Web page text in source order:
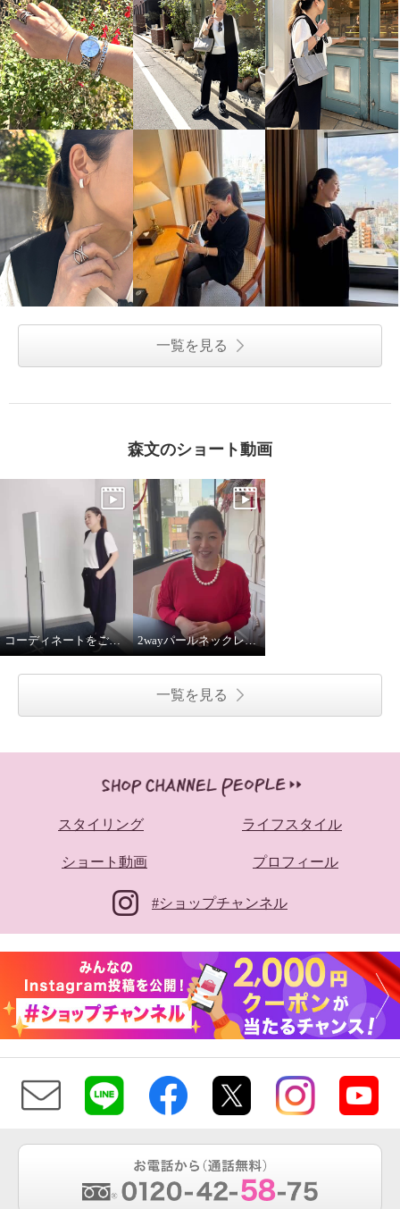
一覧を見る
森文のショート動画
コーディネートをご紹介！ 2wayパールネックレス着用してみました
一覧を見る
スタイリング ライフスタイル
ショート動画 プロフィール
#ショップチャンネル